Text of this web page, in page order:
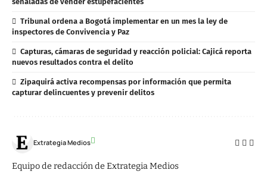
Tribunal ordena a Bogotá implementar en un mes la ley de
inspectores de Convivencia y Paz
Capturas, cámaras de seguridad y reacción policial: Cajicá reporta
nuevos resultados contra el delito
Zipaquirá activa recompensas por información que permita
capturar delincuentes y prevenir delitos
Extrategia Medios
Equipo de redacción de Extrategia Medios